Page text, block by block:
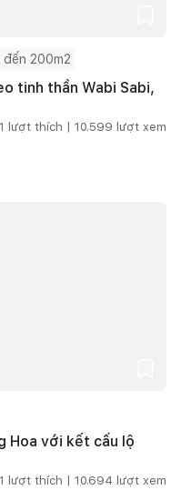
đến 200m2
tinh thần Wabi Sabi,
1 lượt thích | 10.599 lượt xem
Hoa với kết cấu lộ
1 lượt thích | 10.694 lượt xem